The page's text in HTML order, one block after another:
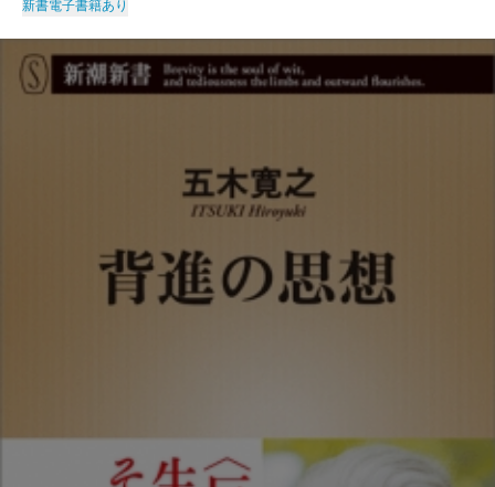
新書電子書籍あり